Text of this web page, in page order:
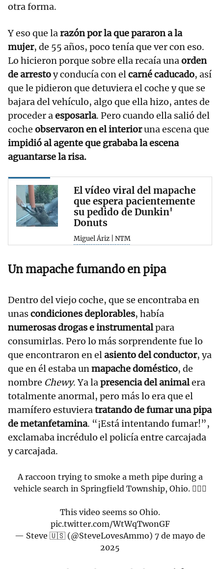
otra forma.
Y eso que larazón por la que pararon a la
mujer, de 55 años, poco tenía que ver con eso.
Lo hicieron porque sobre ella recaía unaorden
de arrestoy conducía con elcarné caducado, así
que le pidieron que detuviera el coche y que se
bajara del vehículo, algo que ella hizo, antes de
proceder aesposarla. Pero cuando ella salió del
coche observaron en el interioruna escena que
impidió al agente que grababa la escena
aguantarse la risa.
El vídeo viral del mapache
que espera pacientemente
su pedido de Dunkin'
Donuts
Miguel Áriz | NTM
Un mapache fumando en pipa
Dentro del viejo coche, que se encontraba en
unascondiciones deplorables, había
numerosas drogas e instrumentalpara
consumirlas. Pero lo más sorprendente fue lo
que encontraron en elasiento del conductor, ya
que en él estaba unmapache doméstico, de
nombre Chewy. Ya lapresencia del animalera
totalmente anormal, pero más lo era que el
mamífero estuvieratratando de fumar una pipa
de metanfetamina. “¡Está intentando fumar!”,
exclamaba incrédulo el policía entre carcajada
y carcajada.
A raccoon trying to smoke a meth pipe during a
vehicle search in Springfield Township, Ohio. 🤦🏻‍♂️
This video seems so Ohio.
pic.twitter.com/WtWqTwonGF
— Steve 🇺🇸 (@SteveLovesAmmo) 7 de mayo de
2025